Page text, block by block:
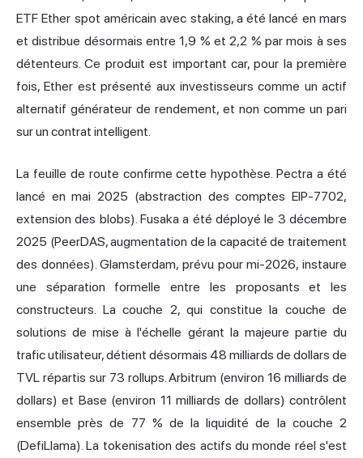
ETF Ether spot américain avec staking, a été lancé en mars
et distribue désormais entre 1,9 % et 2,2 % par mois à ses
détenteurs. Ce produit est important car, pour la première
fois, Ether est présenté aux investisseurs comme un actif
alternatif générateur de rendement, et non comme un pari
sur un contrat intelligent.
La feuille de route confirme cette hypothèse. Pectra a été
lancé en mai 2025 (abstraction des comptes EIP-7702,
extension des blobs). Fusaka a été déployé le 3 décembre
2025 (PeerDAS, augmentation de la capacité de traitement
des données). Glamsterdam, prévu pour mi-2026, instaure
une séparation formelle entre les proposants et les
constructeurs. La couche 2, qui constitue la couche de
solutions de mise à l'échelle gérant la majeure partie du
trafic utilisateur, détient désormais 48 milliards de dollars de
TVL répartis sur 73 rollups. Arbitrum (environ 16 milliards de
dollars) et Base (environ 11 milliards de dollars) contrôlent
ensemble près de 77 % de la liquidité de la couche 2
(DefiLlama). La tokenisation des actifs du monde réel s'est